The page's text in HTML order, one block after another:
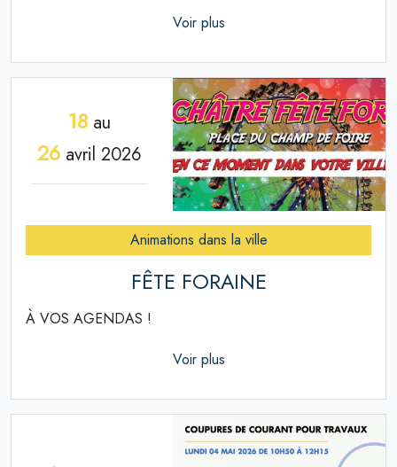
Voir plus
18au
26avril 2026
Animations dans la ville
FÊTE FORAINE
À VOS AGENDAS !
Voir plus